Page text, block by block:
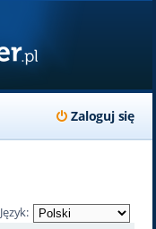
Zaloguj się
Język: